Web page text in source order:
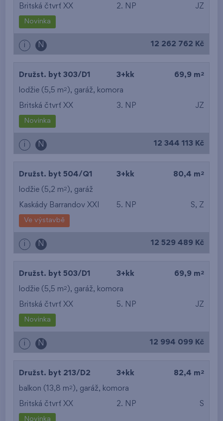
Britská čtvrť XX 2. NP JZ
Novinka
i N 12 262 762 Kč
Družst. byt 303/D1 3+kk 69,9 m 2
lodžie (5,5 m2 ), garáž, komora
Britská čtvrť XX 3. NP JZ
Novinka
i N 12 344 113 Kč
Družst. byt 504/Q1 3+kk 80,4 m 2
lodžie (5,2 m2 ), garáž
Kaskády Barrandov XXI 5. NP S, Z
Ve výstavbě
i N 12 529 489 Kč
Družst. byt 503/D1 3+kk 69,9 m 2
lodžie (5,5 m2 ), garáž, komora
Britská čtvrť XX 5. NP JZ
Novinka
i N 12 994 099 Kč
Družst. byt 213/D2 3+kk 82,4 m 2
balkon (13,8 m2 ), garáž, komora
Britská čtvrť XX 2. NP S
Novinka